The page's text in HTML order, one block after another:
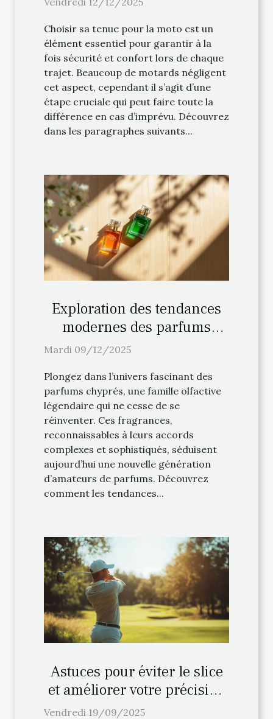
Choisir sa tenue pour la moto est un
élément essentiel pour garantir à la
fois sécurité et confort lors de chaque
trajet. Beaucoup de motards négligent
cet aspect, cependant il s’agit d’une
étape cruciale qui peut faire toute la
différence en cas d’imprévu. Découvrez
dans les paragraphes suivants...
Exploration des tendances
modernes des parfums
chyprés
Mardi 09/12/2025
Plongez dans l’univers fascinant des
parfums chyprés, une famille olfactive
légendaire qui ne cesse de se
réinventer. Ces fragrances,
reconnaissables à leurs accords
complexes et sophistiqués, séduisent
aujourd’hui une nouvelle génération
d’amateurs de parfums. Découvrez
comment les tendances...
Astuces pour éviter le slice
et améliorer votre précision
au drive
Vendredi 19/09/2025